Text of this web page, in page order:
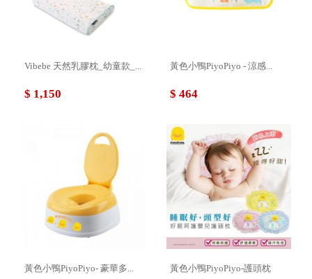
Vibebe 天然乳膠枕_幼童款_...
$ 1,150
黃色小鴨PiyoPiyo - 涼感...
$ 464
黃色小鴨PiyoPiyo- 豪華多... 黃色小鴨PiyoPiyo-護頭枕